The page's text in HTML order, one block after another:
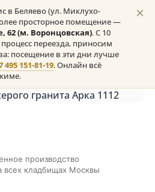
в Беляево (ул. Миклухо-
просторное помещение —
62 (м. Воронцовская). С 10
переезда, приносим
посещение в эти дни лучше
495 151-81-19. Онлайн всё
×
производство
всех кладбищах Москвы